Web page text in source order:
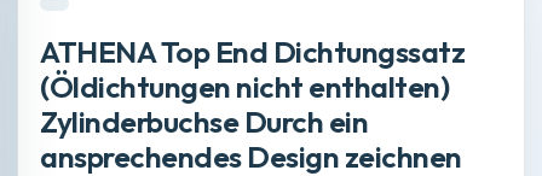
ATHENA Top End Dichtungssatz
(Öldichtungen nicht enthalten)
Zylinderbuchse Durch ein
ansprechendes Design zeichnen